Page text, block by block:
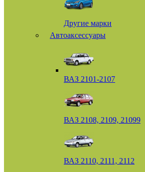
Другие марки
Автоаксессуары
ВАЗ 2101-2107
ВАЗ 2108, 2109, 21099
ВАЗ 2110, 2111, 2112